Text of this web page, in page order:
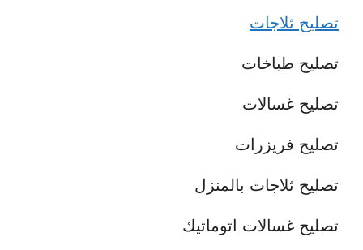
تصليح ثلاجات
تصليح طباخات
تصليح غسالات
تصليح فريزرات
تصليح ثلاجات بالمنزل
تصليح غسالات اتوماتيك